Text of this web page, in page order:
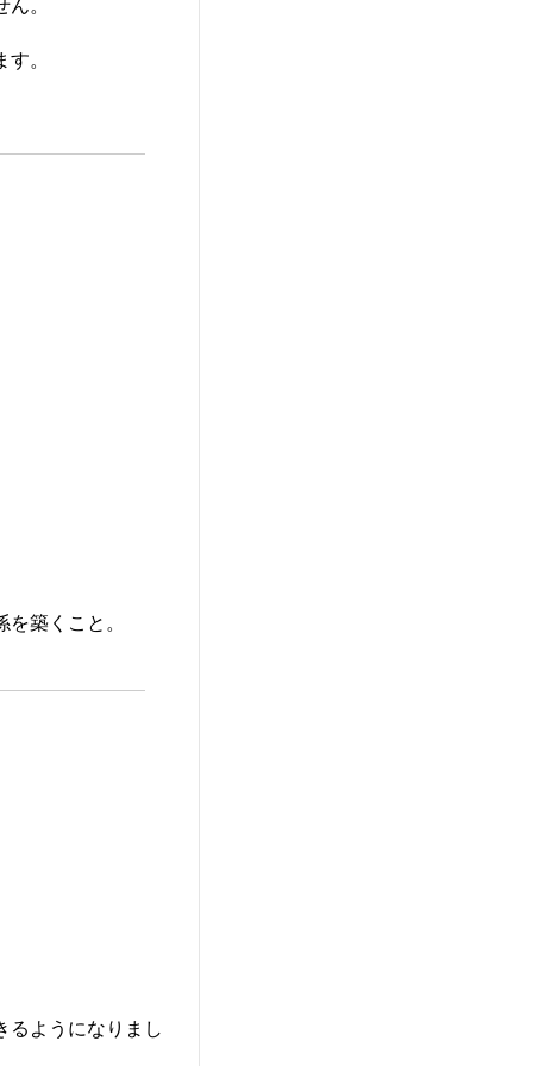
。
築くこと。
るようになりまし